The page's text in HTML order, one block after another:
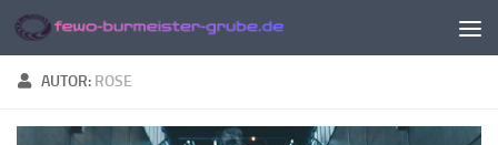
Zum Inhalt springen
AUTOR: ROSE